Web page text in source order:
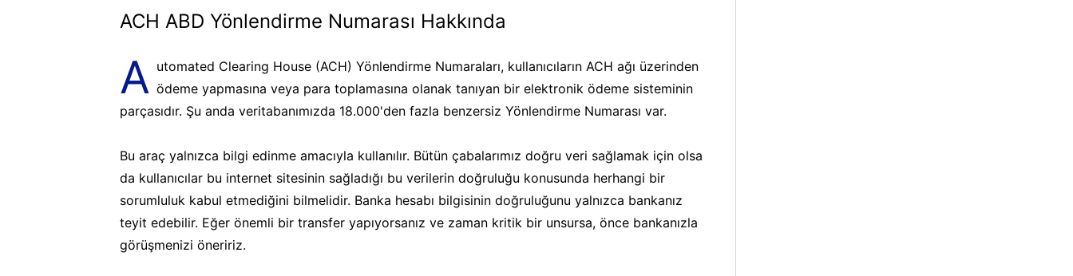
ACH ABD Yönlendirme Numarası Hakkında
A utomated Clearing House (ACH) Yönlendirme Numaraları, kullanıcıların ACH ağı üzerinden
ödeme yapmasına veya para toplamasına olanak tanıyan bir elektronik ödeme sisteminin
parçasıdır. Şu anda veritabanımızda 18.000'den fazla benzersiz Yönlendirme Numarası var.
Bu araç yalnızca bilgi edinme amacıyla kullanılır. Bütün çabalarımız doğru veri sağlamak için olsa
da kullanıcılar bu internet sitesinin sağladığı bu verilerin doğruluğu konusunda herhangi bir
sorumluluk kabul etmediğini bilmelidir. Banka hesabı bilgisinin doğruluğunu yalnızca bankanız
teyit edebilir. Eğer önemli bir transfer yapıyorsanız ve zaman kritik bir unsursa, önce bankanızla
görüşmenizi öneririz.